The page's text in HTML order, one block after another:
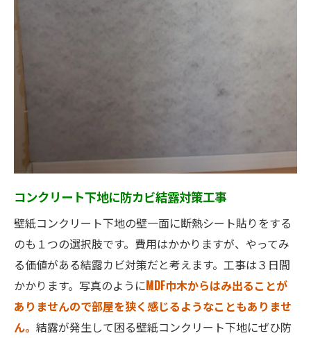
コンクリート下地に防カビ結露対策工事
壁紙コンクリート下地の壁一面に断熱シート貼りをする
のも１つの選択肢です。費用はかかりますが、やってみ
る価値がある結露カビ対策だと考えます。工事は３日間
かかります。写真のようにMDF巾木からはみ出ることが
ありませんので部屋を狭く感じるようなこともありませ
ん。 結露が発生して困る壁紙コンクリート下地にぜひ防